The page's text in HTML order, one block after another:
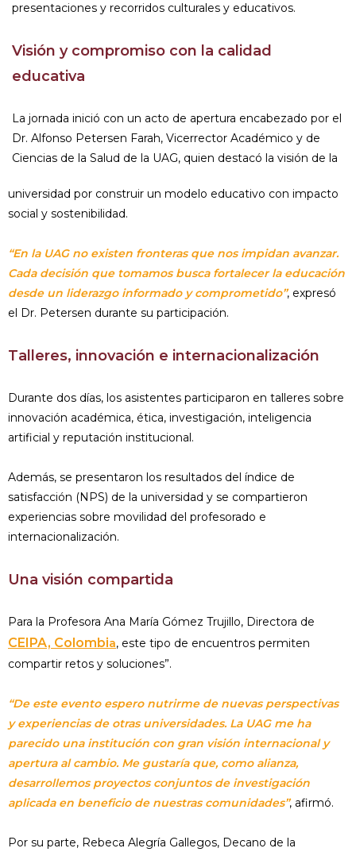
presentaciones y recorridos culturales y educativos.
Visión y compromiso con la calidad
educativa
La jornada inició con un acto de apertura encabezado por el
Dr. Alfonso Petersen Farah, Vicerrector Académico y de
Ciencias de la Salud de la UAG, quien destacó la visión de la
universidad por construir un modelo educativo con impacto
social y sostenibilidad.
“En la UAG no existen fronteras que nos impidan avanzar.
Cada decisión que tomamos busca fortalecer la educación
desde un liderazgo informado y comprometido”, expresó
el Dr. Petersen durante su participación.
Talleres, innovación e internacionalización
Durante dos días, los asistentes participaron en talleres sobre
innovación académica, ética, investigación, inteligencia
artificial y reputación institucional.
Además, se presentaron los resultados del índice de
satisfacción (NPS) de la universidad y se compartieron
experiencias sobre movilidad del profesorado e
internacionalización.
Una visión compartida
Para la Profesora Ana María Gómez Trujillo, Directora de
CEIPA, Colombia, este tipo de encuentros permiten
compartir retos y soluciones”.
“De este evento espero nutrirme de nuevas perspectivas
y experiencias de otras universidades. La UAG me ha
parecido una institución con gran visión internacional y
apertura al cambio. Me gustaría que, como alianza,
desarrollemos proyectos conjuntos de investigación
aplicada en beneficio de nuestras comunidades”, afirmó.
Por su parte, Rebeca Alegría Gallegos, Decano de la